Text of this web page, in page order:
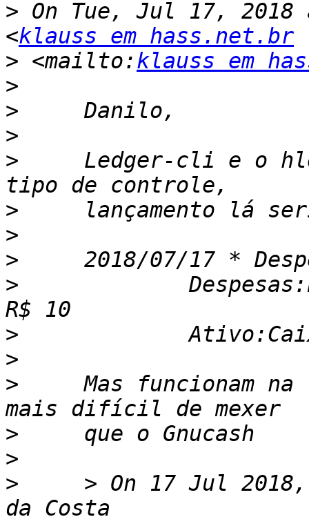
> On Tue, Jul 17, 2018
<klauss em hass.net.br
> <mailto:klauss em
>
>
>
>
Ledger-cli e o
>
>
>
>
>
>
>
Mas funcionam na
>
>
>
> On 17 Jul